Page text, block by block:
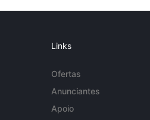
Links
Ofertas
Anunciantes
Apoio